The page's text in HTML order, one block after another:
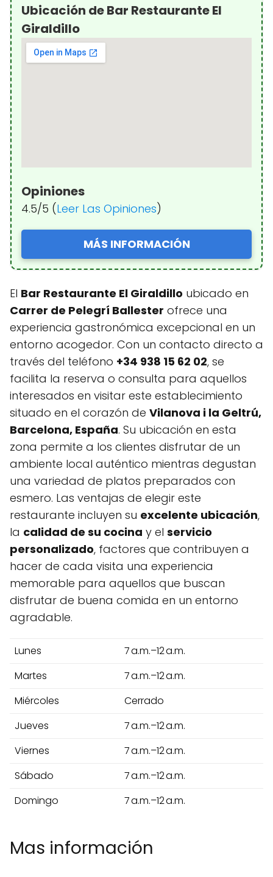
Ubicación de Bar Restaurante El
Giraldillo
Opiniones
4.5/5 (Leer Las Opiniones)
MÁS INFORMACIÓN
El Bar Restaurante El Giraldillo ubicado en
Carrer de Pelegrí Ballester ofrece una
experiencia gastronómica excepcional en un
entorno acogedor. Con un contacto directo a
través del teléfono +34 938 15 62 02, se
facilita la reserva o consulta para aquellos
interesados en visitar este establecimiento
situado en el corazón de Vilanova i la Geltrú,
Barcelona, España. Su ubicación en esta
zona permite a los clientes disfrutar de un
ambiente local auténtico mientras degustan
una variedad de platos preparados con
esmero. Las ventajas de elegir este
restaurante incluyen su excelente ubicación,
la calidad de su cocina y el servicio
personalizado, factores que contribuyen a
hacer de cada visita una experiencia
memorable para aquellos que buscan
disfrutar de buena comida en un entorno
agradable.
Lunes
7 a.m.–12 a.m.
Martes
7 a.m.–12 a.m.
Miércoles
Cerrado
Jueves
7 a.m.–12 a.m.
Viernes
7 a.m.–12 a.m.
Sábado
7 a.m.–12 a.m.
Domingo
7 a.m.–12 a.m.
Mas información